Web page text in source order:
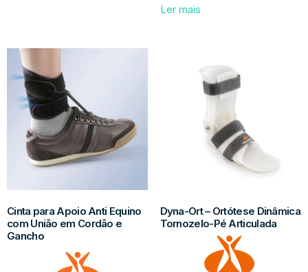
Ler mais
Cinta para Apoio Anti Equino
com União em Cordão e
Gancho
Dyna-Ort – Ortótese Dinâmica
Tornozelo-Pé Articulada